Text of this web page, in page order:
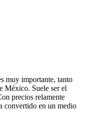
muy importante, tanto
México. Suele ser el
precios relamente
convertido en un medio